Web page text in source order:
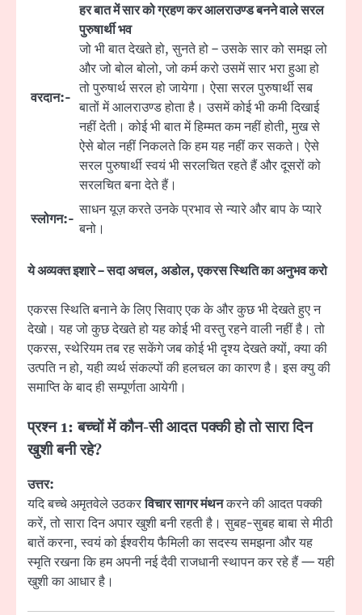
वरदान:-
हर बात में सार को ग्रहण कर आलराउण्ड बनने वाले सरल
पुरुषार्थी भव
जो भी बात देखते हो, सुनते हो – उसके सार को समझ लो
और जो बोल बोलो, जो कर्म करो उसमें सार भरा हुआ हो
तो पुरुषार्थ सरल हो जायेगा। ऐसा सरल पुरुषार्थी सब
बातों में आलराउण्ड होता है। उसमें कोई भी कमी दिखाई
नहीं देती। कोई भी बात में हिम्मत कम नहीं होती, मुख से
ऐसे बोल नहीं निकलते कि हम यह नहीं कर सकते। ऐसे
सरल पुरुषार्थी स्वयं भी सरलचित रहते हैं और दूसरों को
सरलचित बना देते हैं।
स्लोगन:-
साधन यूज़ करते उनके प्रभाव से न्यारे और बाप के प्यारे
बनो।
ये अव्यक्त इशारे – सदा अचल, अडोल, एकरस स्थिति का अनुभव करो
एकरस स्थिति बनाने के लिए सिवाए एक के और कुछ भी देखते हुए न
देखो। यह जो कुछ देखते हो यह कोई भी वस्तु रहने वाली नहीं है। तो
एकरस, स्थेरियम तब रह सकेंगे जब कोई भी दृश्य देखते क्यों, क्या की
उत्पति न हो, यही व्यर्थ संकल्पों की हलचल का कारण है। इस क्यु की
समाप्ति के बाद ही सम्पूर्णता आयेगी।
प्रश्न 1: बच्चों में कौन-सी आदत पक्की हो तो सारा दिन
खुशी बनी रहे?
उत्तर:
यदि बच्चे अमृतवेले उठकरविचार सागर मंथनकरने की आदत पक्की
करें, तो सारा दिन अपार खुशी बनी रहती है। सुबह-सुबह बाबा से मीठी
बातें करना, स्वयं को ईश्वरीय फैमिली का सदस्य समझना और यह
स्मृति रखना कि हम अपनी नई दैवी राजधानी स्थापन कर रहे हैं — यही
खुशी का आधार है।